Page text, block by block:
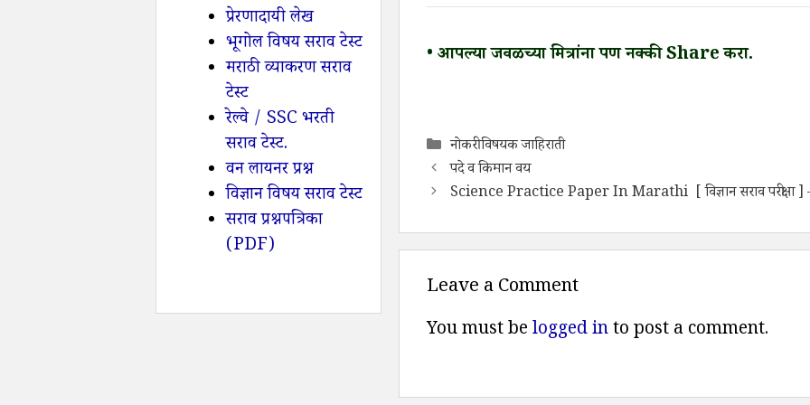
• आपल्या जवळच्या मित्रांना पण नक्की Share करा.
Categories
नोकरी विषयक जाहिराती
पदे व किमान वय
Science Practice Paper In Marathi [ विज्ञान सराव परीक्षा ]
Leave a Comment
You must be logged into post a comment.
प्रेरणादायी लेख
भूगोल विषय सराव टेस्ट
मराठी व्याकरण सराव
टेस्ट
रेल्वे / SSC भरती
सराव टेस्ट.
वन लायनर प्रश्न
विज्ञान विषय सराव टेस्ट
सराव प्रश्नपत्रिका
(PDF)